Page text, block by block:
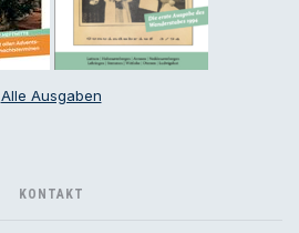
Alle Ausgaben
KONTAKT